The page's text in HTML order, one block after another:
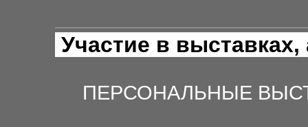
Участие в
ПЕРСОНАЛЬНЫЕ